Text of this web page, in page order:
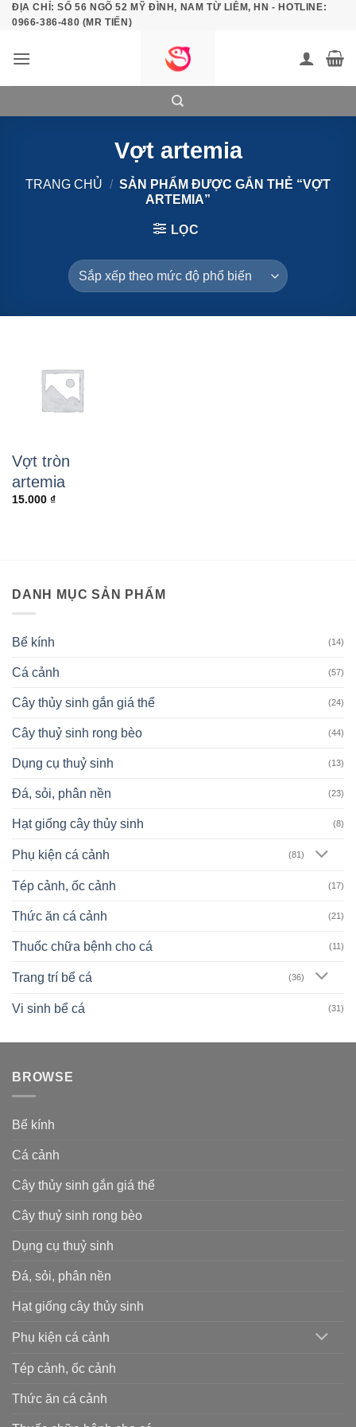
Bỏ
qua
dung
ĐỊA CHỈ: SỐ 56 NGÕ 52 MỸ ĐÌNH, NAM TỪ LIÊM, HN - HOTLINE:
0966-386-480 (MR TIẾN)
Vợt artemia
TRANG CHỦ / SẢN PHẨM ĐƯỢC GẮN THẺ “VỢT
ARTEMIA”
LỌC
Vợt tròn
artemia
15.000 ₫
DANH MỤC SẢN PHẨM
Bể kính (14)
Cá cảnh (57)
Cây thủy sinh gắn giá thể (24)
Cây thuỷ sinh rong bèo (44)
Dụng cụ thuỷ sinh (13)
Đá, sỏi, phân nền (23)
Hạt giống cây thủy sinh (8)
Phụ kiện cá cảnh (81)
Tép cảnh, ốc cảnh (17)
Thức ăn cá cảnh (21)
Thuốc chữa bệnh cho cá (11)
Trang trí bể cá (36)
Vi sinh bể cá (31)
BROWSE
Bể kính
Cá cảnh
Cây thủy sinh gắn giá thể
Cây thuỷ sinh rong bèo
Dụng cụ thuỷ sinh
Đá, sỏi, phân nền
Hạt giống cây thủy sinh
Phụ kiện cá cảnh
Tép cảnh, ốc cảnh
Thức ăn cá cảnh